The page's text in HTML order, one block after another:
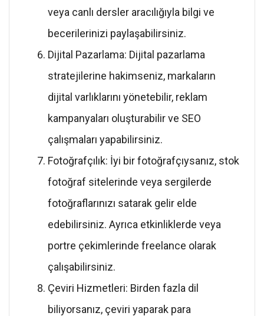
veya canlı dersler aracılığıyla bilgi ve
becerilerinizi paylaşabilirsiniz.
Dijital Pazarlama: Dijital pazarlama
stratejilerine hakimseniz, markaların
dijital varlıklarını yönetebilir, reklam
kampanyaları oluşturabilir ve SEO
çalışmaları yapabilirsiniz.
Fotoğrafçılık: İyi bir fotoğrafçıysanız, stok
fotoğraf sitelerinde veya sergilerde
fotoğraflarınızı satarak gelir elde
edebilirsiniz. Ayrıca etkinliklerde veya
portre çekimlerinde freelance olarak
çalışabilirsiniz.
Çeviri Hizmetleri: Birden fazla dil
biliyorsanız, çeviri yaparak para